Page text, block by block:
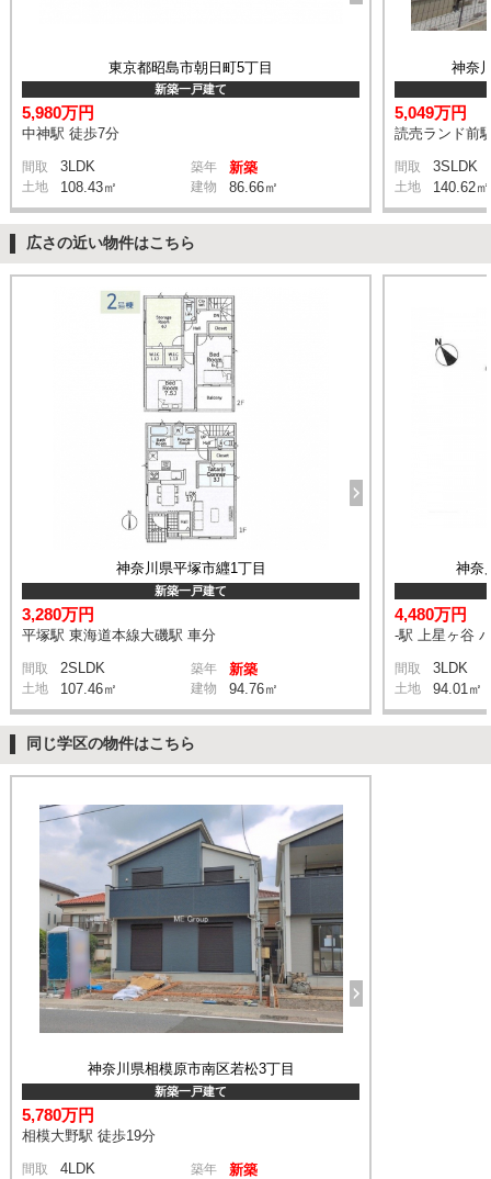
東京都昭島市朝日町5丁目
新築一戸建て
5,980万円
中神駅 徒歩7分
間取 3LDK 築年 新築
土地 108.43㎡ 建物 86.66㎡
神奈
5,049万円
読売ランド前
間取 3SLDK
土地 140.62㎡
広さの近い物件はこちら
神奈川県平塚市纒1丁目
新築一戸建て
3,280万円
平塚駅 東海道本線大磯駅 車分
間取 2SLDK 築年 新築
土地 107.46㎡ 建物 94.76㎡
神奈
4,480万円
-駅 上星ヶ谷
間取 3LDK
土地 94.01㎡
同じ学区の物件はこちら
神奈川県相模原市南区若松3丁目
新築一戸建て
5,780万円
相模大野駅 徒歩19分
間取 4LDK 築年 新築